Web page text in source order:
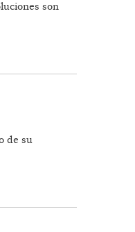
son
de su